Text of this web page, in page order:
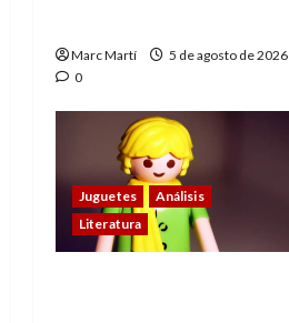
Marc Martí
5 de agosto de 2026
0
Juguetes
Análisis
Literatura